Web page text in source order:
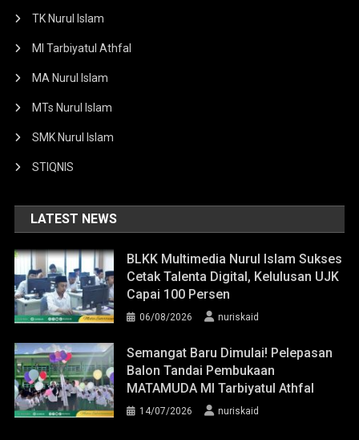
TK Nurul Islam
MI Tarbiyatul Athfal
MA Nurul Islam
MTs Nurul Islam
SMK Nurul Islam
STIQNIS
LATEST NEWS
BLKK Multimedia Nurul Islam Sukses
Cetak Talenta Digital, Kelulusan UJK
Capai 100 Persen
06/08/2026 nuriskaid
Semangat Baru Dimulai! Pelepasan
Balon Tandai Pembukaan
MATAMUDA MI Tarbiyatul Athfal
14/07/2026 nuriskaid